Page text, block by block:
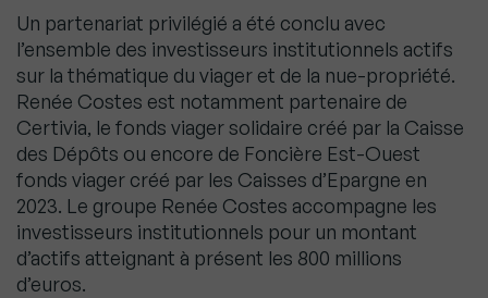
Un partenariat privilégié a été conclu avec
l’ensemble des investisseurs institutionnels actifs
sur la thématique du viager et de la nue-propriété.
Renée Costes est notamment partenaire de
Certivia, le fonds viager solidaire créé par la Caisse
des Dépôts ou encore de Foncière Est-Ouest
fonds viager créé par les Caisses d’Epargne en
2023. Le groupe Renée Costes accompagne les
investisseurs institutionnels pour un montant
d’actifs atteignant à présent les 800 millions
d’euros.